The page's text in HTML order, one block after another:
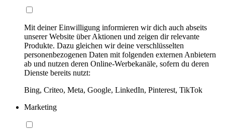
Mit deiner Einwilligung informieren wir dich auch abseits
unserer Website über Aktionen und zeigen dir relevante
Produkte. Dazu gleichen wir deine verschlüsselten
personenbezogenen Daten mit folgenden externen Anbietern
ab und nutzen deren Online-Werbekanäle, sofern du deren
Dienste bereits nutzt:
Bing, Criteo, Meta, Google, LinkedIn, Pinterest, TikTok
Marketing